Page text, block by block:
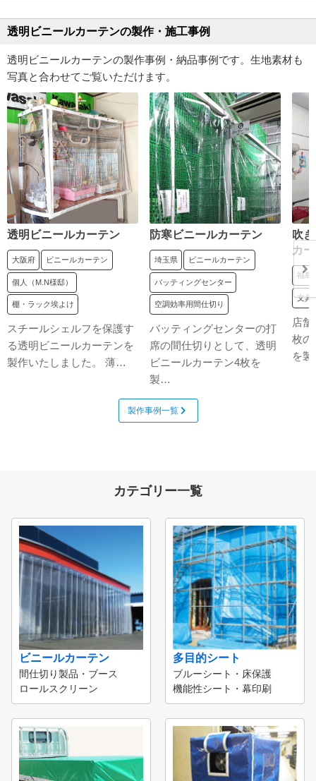
透明ビニールカーテンの製作・施工事例
透明ビニールカーテンの製作事例・納品事例です。生地素材も
写真と合わせてご覧いただけます。
透明ビニールカーテン
大阪府 ビニールカーテン
個人（M.N様邸）
棚・ラック埃よけ
スチールシェルフを保護す
る透明ビニールカーテンを
製作いたしました。 薄…
防寒ビニールカーテン
埼玉県 ビニールカーテン
バッティングセンター
空調効率用間仕切り
バッティングセンターの打
席の間仕切りとして、透明
ビニールカーテン4枚を
製…
吹
カ
福島
文具
店
枚の
を
製作事例一覧
カテゴリー一覧
ビニールカーテン
間仕切り製品・ブース
ロールスクリーン
多目的シート
ブルーシート・床保護
機能性シート・幕印刷